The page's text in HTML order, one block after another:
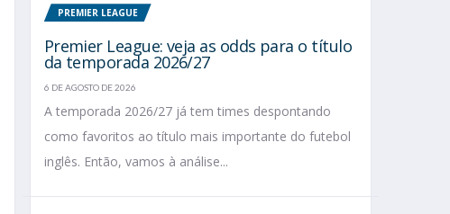
PREMIER LEAGUE
Premier League: veja as odds para o título
da temporada 2026/27
6 DE AGOSTO DE 2026
A temporada 2026/27 já tem times despontando
como favoritos ao título mais importante do futebol
inglês. Então, vamos à análise...